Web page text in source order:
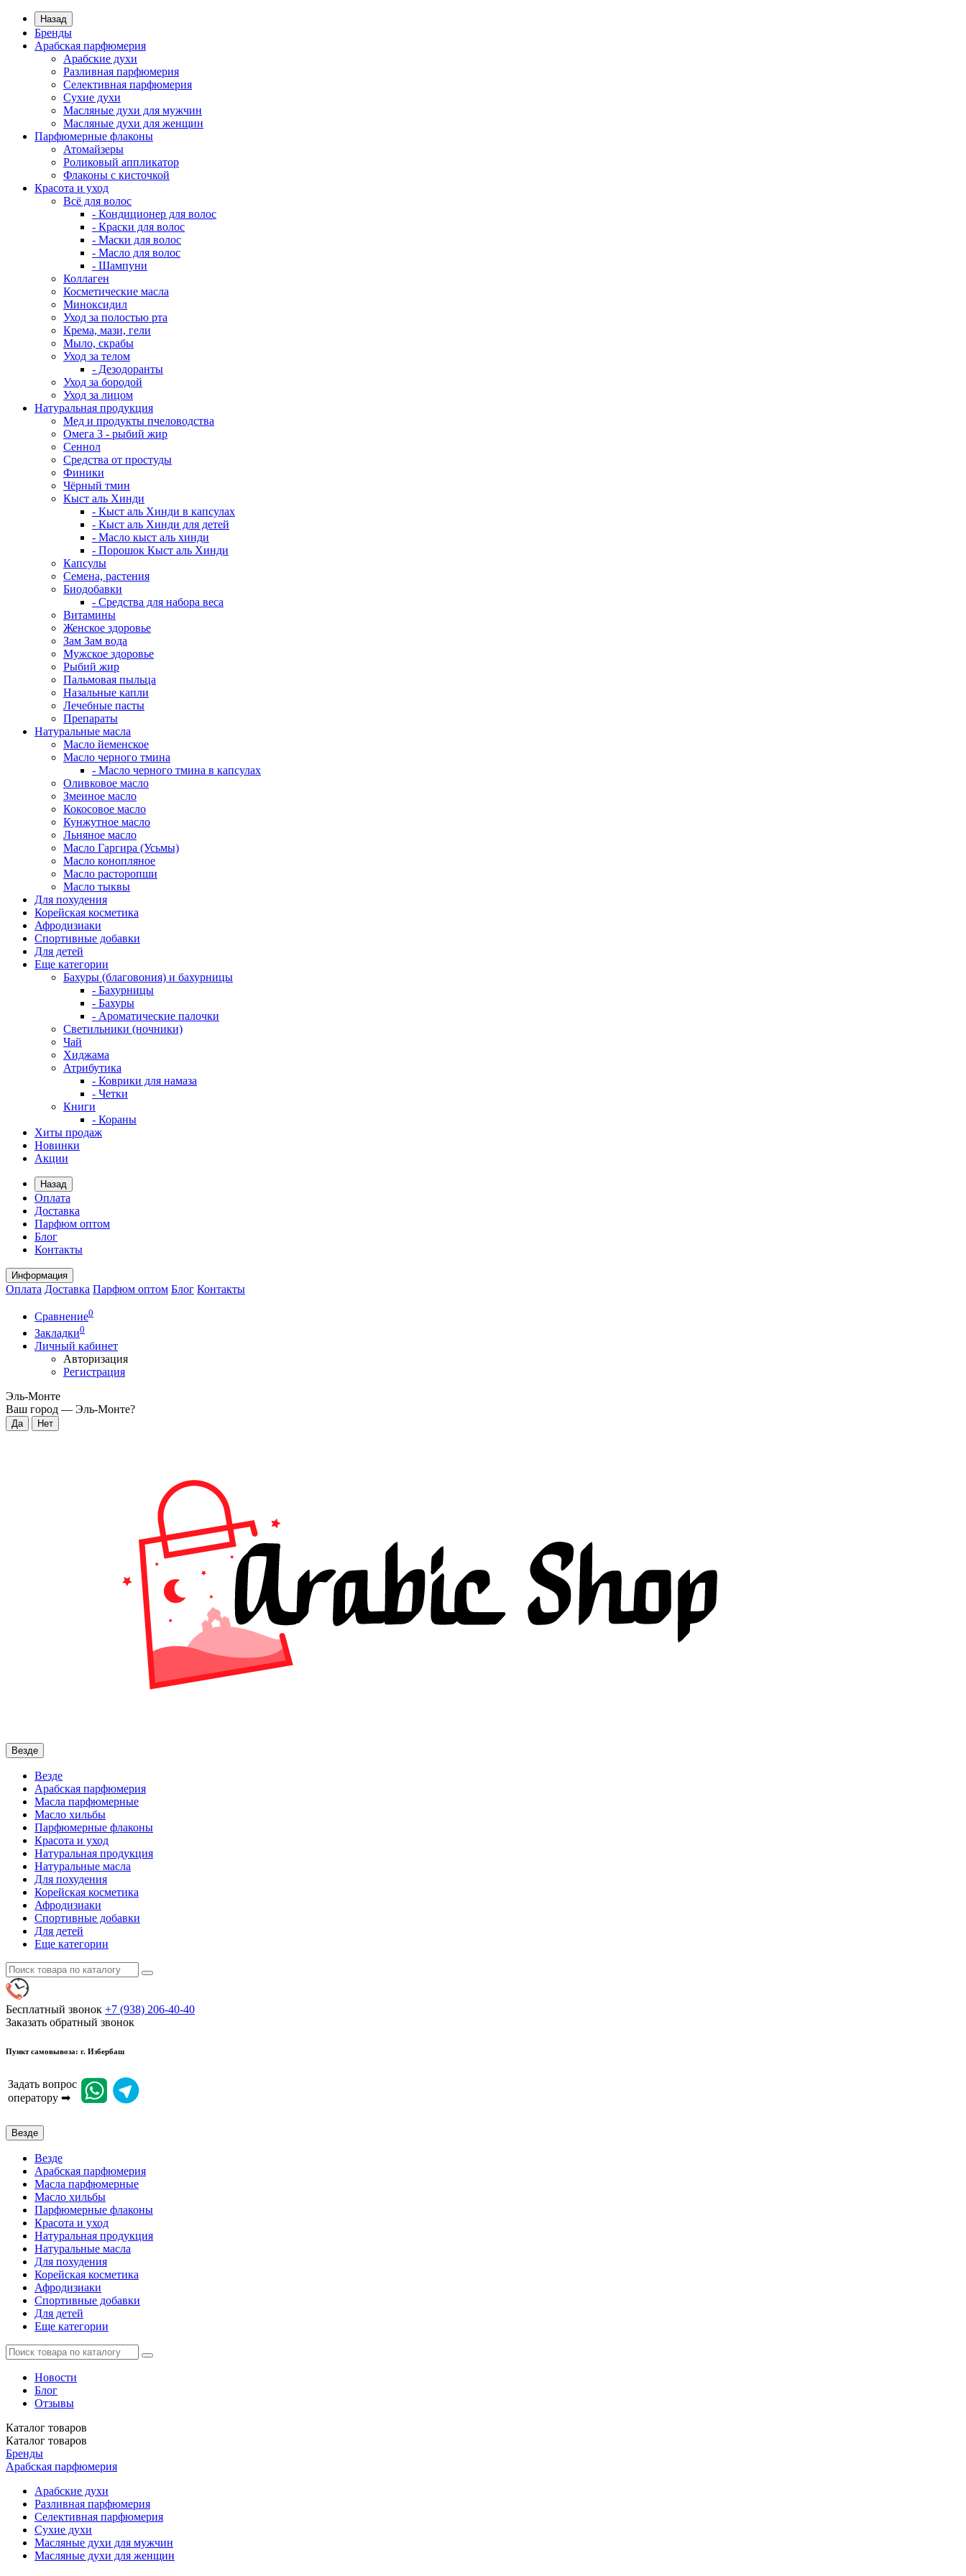
Назад
Бренды
Арабская парфюмерия
Арабские духи
Разливная парфюмерия
Селективная парфюмерия
Сухие духи
Масляные духи для мужчин
Масляные духи для женщин
Парфюмерные флаконы
Атомайзеры
Роликовый аппликатор
Флаконы с кисточкой
Красота и уход
Всё для волос
- Кондиционер для волос
- Краски для волос
- Маски для волос
- Масло для волос
- Шампуни
Коллаген
Косметические масла
Миноксидил
Уход за полостью рта
Крема, мази, гели
Мыло, скрабы
Уход за телом
- Дезодоранты
Уход за бородой
Уход за лицом
Натуральная продукция
Мед и продукты пчеловодства
Омега 3 - рыбий жир
Сеннол
Средства от простуды
Финики
Чёрный тмин
Кыст аль Хинди
- Кыст аль Хинди в капсулах
- Кыст аль Хинди для детей
- Масло кыст аль хинди
- Порошок Кыст аль Хинди
Капсулы
Семена, растения
Биодобавки
- Средства для набора веса
Витамины
Женское здоровье
Зам Зам вода
Мужское здоровье
Рыбий жир
Пальмовая пыльца
Назальные капли
Лечебные пасты
Препараты
Натуральные масла
Масло йеменское
Масло черного тмина
- Масло черного тмина в капсулах
Оливковое масло
Змеиное масло
Кокосовое масло
Кунжутное масло
Льняное масло
Масло Гаргира (Усьмы)
Масло конопляное
Масло расторопши
Масло тыквы
Для похудения
Корейская косметика
Афродизиаки
Спортивные добавки
Для детей
Еще категории
Бахуры (благовония) и бахурницы
- Бахурницы
- Бахуры
- Ароматические палочки
Светильники (ночники)
Чай
Хиджама
Атрибутика
- Коврики для намаза
- Четки
Книги
- Кораны
Хиты продаж
Новинки
Акции
Назад
Оплата
Доставка
Парфюм оптом
Блог
Контакты
Информация
Оплата Доставка Парфюм оптом Блог Контакты
Сравнение0
Закладки0
Личный кабинет
Авторизация
Регистрация
Эль-Монте
Ваш город — Эль-Монте?
Везде
Везде
Арабская парфюмерия
Масла парфюмерные
Масло хильбы
Парфюмерные флаконы
Красота и уход
Натуральная продукция
Натуральные масла
Для похудения
Корейская косметика
Афродизиаки
Спортивные добавки
Для детей
Еще категории
Бесплатный звонок +7 (938) 206-40-40
Заказать обратный звонок
Пункт самовывоза: г. Избербаш
Задать вопрос
оператору ➡
Везде
Везде
Арабская парфюмерия
Масла парфюмерные
Масло хильбы
Парфюмерные флаконы
Красота и уход
Натуральная продукция
Натуральные масла
Для похудения
Корейская косметика
Афродизиаки
Спортивные добавки
Для детей
Еще категории
Новости
Блог
Отзывы
Каталог товаров
Каталог товаров
Бренды
Арабская парфюмерия
Арабские духи
Разливная парфюмерия
Селективная парфюмерия
Сухие духи
Масляные духи для мужчин
Масляные духи для женщин